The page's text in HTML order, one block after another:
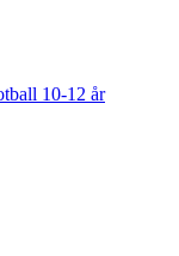
10-12 år